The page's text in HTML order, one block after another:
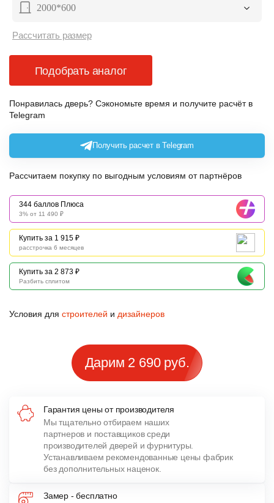
2000*600
Рассчитать размер
Подобрать аналог
Понравилась дверь? Сэкономьте время и получите расчёт в
Telegram
Получить расчет в Telegram
Рассчитаем покупку по выгодным условиям от партнёров
344 баллов Плюса
3% от 11 490 ₽
Купить за 1 915 ₽
расстрочка 6 месяцев
Купить за 2 873 ₽
Разбить сплитом
Условия для строителей и дизайнеров
Дарим 2 690 руб.
Гарантия цены от производителя
Мы тщательно отбираем наших
партнеров и поставщиков среди
производителей дверей и фурнитуры.
Устанавливаем рекомендованные цены фабрик
без дополнительных наценок.
Замер - бесплатно